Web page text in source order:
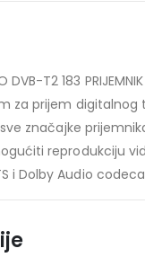
DVB-T2 183
za prijem digitalnog
značajke
reprodukciju
i Dolby Audio